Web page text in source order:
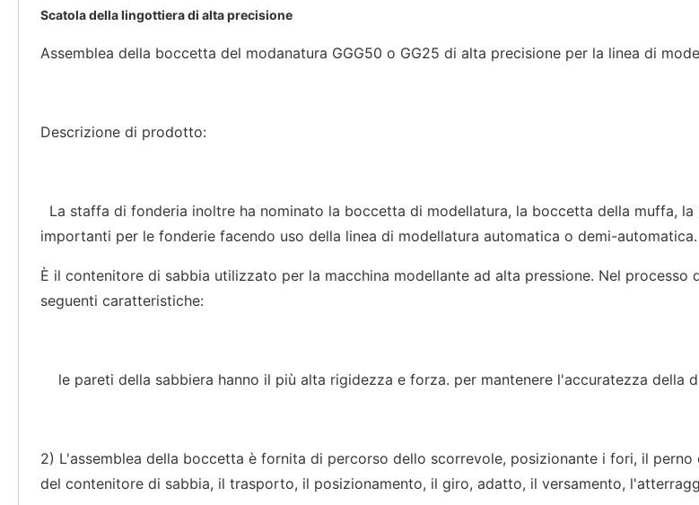
Scatola della lingottiera di alta precisione
Assemblea della boccetta del modanatura GGG50 o GG25 di alta precisione per la linea di
Descrizione di prodotto:
La staffa di fonderia inoltre ha nominato la boccetta di modellatura, la boccetta della muffa,
importanti per le fonderie facendo uso della linea di modellatura automatica o demi-automatica.
È il contenitore di sabbia utilizzato per la macchina modellante ad alta pressione. Nel
seguenti caratteristiche:
le pareti della sabbiera hanno il più alta rigidezza e forza. per mantenere l'accuratezza della
2) L'assemblea della boccetta è fornita di percorso dello scorrevole, posizionante i fori, il
del contenitore di sabbia, il trasporto, il posizionamento, il giro, adatto, il versamento,